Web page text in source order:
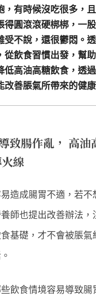
，有時候沒吃很多，
得圓滾滾硬梆梆，一
受不說，還很鬱悶。
從飲食習慣出發，幫
低高油高糖飲食，透
改善脹氣所帶來的健
致腸作亂， 高油
線
造成腸胃不適，若不
師也提出改善辦法，
基礎，才不會被脹氣
飲食情境容易導致腸